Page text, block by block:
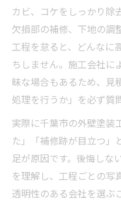
カビ、コケをしっかり除
欠損部の補修、下地の調
工程を怠ると、どんなに
ちしません。施工会社に
昧な場合もあるため、見
処理を行うか」を必ず質
実際に千葉市の外壁塗装
た」「補修跡が目立つ」
足が原因です。後悔しな
を理解し、工程ごとの写
透明性のある会社を選ぶ